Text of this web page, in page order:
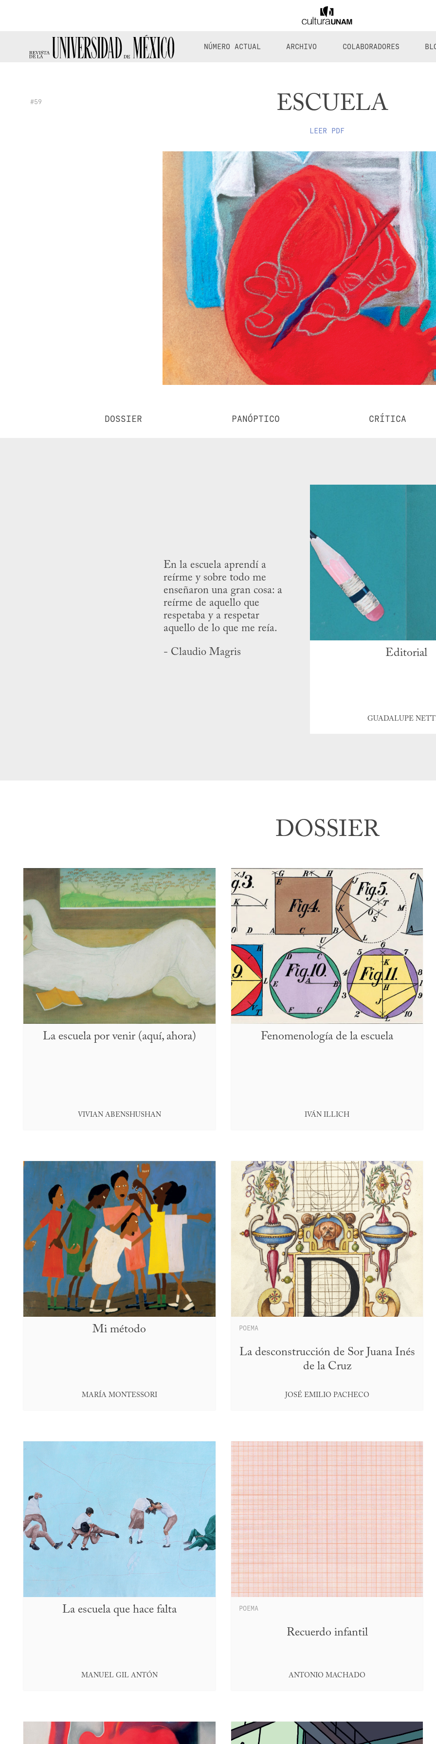
NÚMERO ACTUAL ARCHIVO COLABORADORES
#59 ESCUELA
LEER PDF
DOSSIER PANÓPTICO CRÍTICA
En la escuela aprendí a
reírme y sobre todo me
enseñaron una gran cosa: a
reírme de aquello que
respetaba y a respetar
aquello de lo que me reía.
- Claudio Magris Editorial
GUADALUPE
DOSSIER
La escuela por venir (aquí, ahora)
VIVIAN ABENSHUSHAN
Fenomenología de la escuela
IVÁN ILLICH
Mi método
MARÍA MONTESSORI
POEMA
La desconstrucción de Sor Juana Inés
de la Cruz
JOSÉ EMILIO PACHECO
La escuela que hace falta
MANUEL GIL ANTÓN
POEMA
Recuerdo infantil
ANTONIO MACHADO